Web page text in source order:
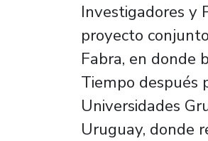
Investigadores y
proyecto
Fabra, en donde
Tiempo después
Universidades
Uruguay, donde